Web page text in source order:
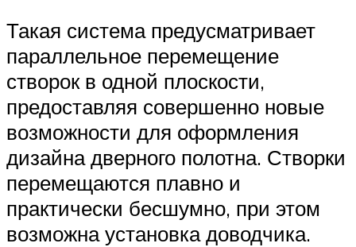
Такая система предусматривает
параллельное перемещение
створок в одной плоскости,
предоставляя совершенно новые
возможности для оформления
дизайна дверного полотна. Створки
перемещаются плавно и
практически бесшумно, при этом
возможна установка доводчика.